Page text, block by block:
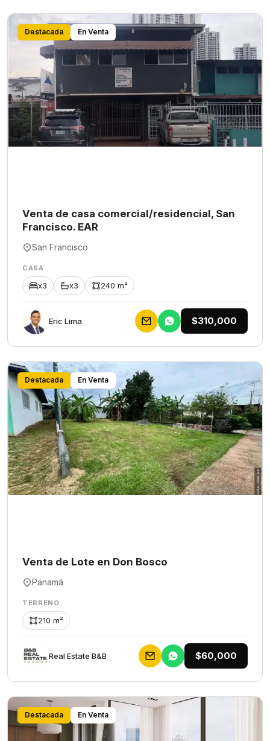
Destacada En Venta
Venta de casa comercial/residencial, San
Francisco. EAR
San Francisco
CASA
x3 x3 240 m²
Eric Lima $310,000
Destacada En Venta
Venta de Lote en Don Bosco
Panamá
TERRENO
210 m²
Rеаl Еstаtе В&В $60,000
Destacada En Venta